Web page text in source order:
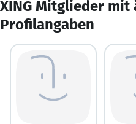
XING Mitglieder mit
Profilangaben